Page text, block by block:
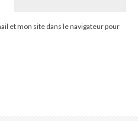
et mon site dans le navigateur pour